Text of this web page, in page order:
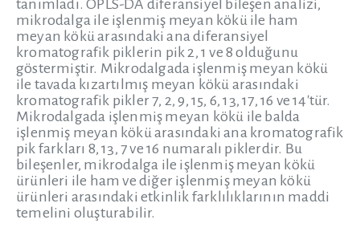
tanımladı. OPLS-DA diferansiyel bileşen analizi,
mikrodalga ile işlenmiş meyan kökü ile ham
meyan kökü arasındaki ana diferansiyel
kromatografik piklerin pik 2, 1 ve 8 olduğunu
göstermiştir. Mikrodalgada işlenmiş meyan kökü
ile tavada kızartılmış meyan kökü arasındaki
kromatografik pikler 7, 2, 9, 15, 6, 13, 17, 16 ve 14'tür.
Mikrodalgada işlenmiş meyan kökü ile balda
işlenmiş meyan kökü arasındaki ana kromatografik
pik farkları 8, 13, 7 ve 16 numaralı piklerdir. Bu
bileşenler, mikrodalga ile işlenmiş meyan kökü
ürünleri ile ham ve diğer işlenmiş meyan kökü
ürünleri arasındaki etkinlik farklılıklarının maddi
temelini oluşturabilir.